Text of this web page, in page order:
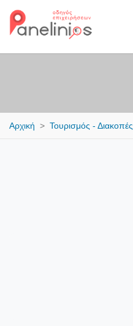
Αρχική Τουρισμός - Διακοπές